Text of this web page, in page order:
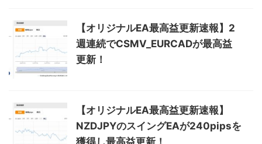
【オリジナルEA最高益更新速報】2
週連続でCSMV_EURCADが最高益
更新！
【オリジナルEA最高益更新速報】
NZDJPYのスイングEAが240pipsを
獲得し最高益更新！